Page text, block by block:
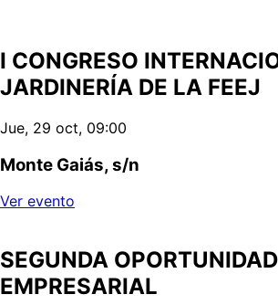
I CONGRESO
JARDINERÍA DE LA FEEJ
Jue, 29 oct, 09:00
Monte Gaiás, s/n
Ver evento
SEGUNDA OPORTUNIDAD
EMPRESARIAL